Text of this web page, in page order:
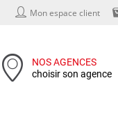
Mon espace client
NOS AGENCES
choisir son agence